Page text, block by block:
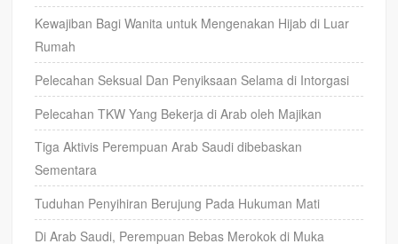
Kewajiban Bagi Wanita untuk Mengenakan Hijab di Luar
Rumah
Pelecahan Seksual Dan Penyiksaan Selama di Intorgasi
Pelecahan TKW Yang Bekerja di Arab oleh Majikan
Tiga Aktivis Perempuan Arab Saudi dibebaskan
Sementara
Tuduhan Penyihiran Berujung Pada Hukuman Mati
Di Arab Saudi, Perempuan Bebas Merokok di Muka